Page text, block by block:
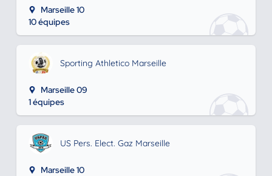
Marseille 10
10 équipes
Sporting Athletico Marseille
Marseille 09
1 équipes
US Pers. Elect. Gaz Marseille
Marseille 10